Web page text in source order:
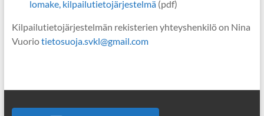
lomake, kilpailutietojärjestelmä(pdf)
Kilpailutietojärjestelmän rekisterien yhteyshenkilö on Nina
Vuoriotietosuoja.svkl@gmail.com